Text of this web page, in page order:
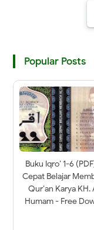
Popular Posts
Buku Iqro’ 1-6
Cepat Belajar
Qur’an Karya KH.
Humam - Free